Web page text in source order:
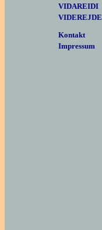
VIDAREIDI
VIDEREJDE
Kontakt
Impressum